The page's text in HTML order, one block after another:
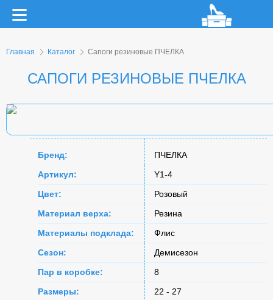
Главная Каталог Сапоги резиновые ПЧЕЛКА
САПОГИ РЕЗИНОВЫЕ ПЧЕЛКА
Бренд:
ПЧЕЛКА
Артикул:
Y1-4
Цвет:
Розовый
Материал верха:
Резина
Материалы подклада:
Флис
Сезон:
Демисезон
Пар в коробке:
8
Размеры:
22 - 27